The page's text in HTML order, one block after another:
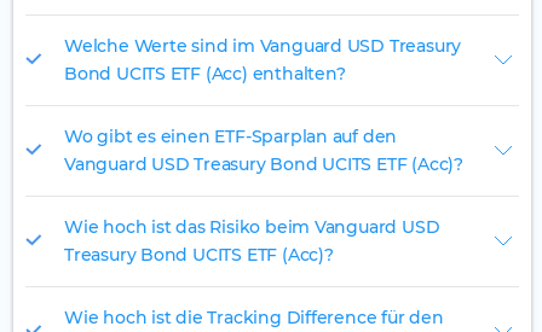
Welche Werte sind im Vanguard USD Treasury
Bond UCITS ETF (Acc) enthalten?
Wo gibt es einen ETF-Sparplan auf den
Vanguard USD Treasury Bond UCITS ETF (Acc)?
Wie hoch ist das Risiko beim Vanguard USD
Treasury Bond UCITS ETF (Acc)?
Wie hoch ist die Tracking Difference für den